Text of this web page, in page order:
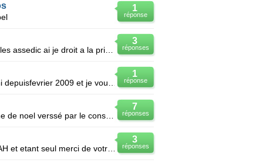
1
réponse
3
réponses
Je touche 150 euros de prime mensuelle par les assedic ai je droit a la prime de noel?
1
réponse
7
réponses
Bonjour l'annee derniere j ai eu droit a la prime de noel verssé par le conseil general d un monta
3
réponses
Ai je droit à la prime de noel en percevant l'AAH et etant seul merci de votre reponse